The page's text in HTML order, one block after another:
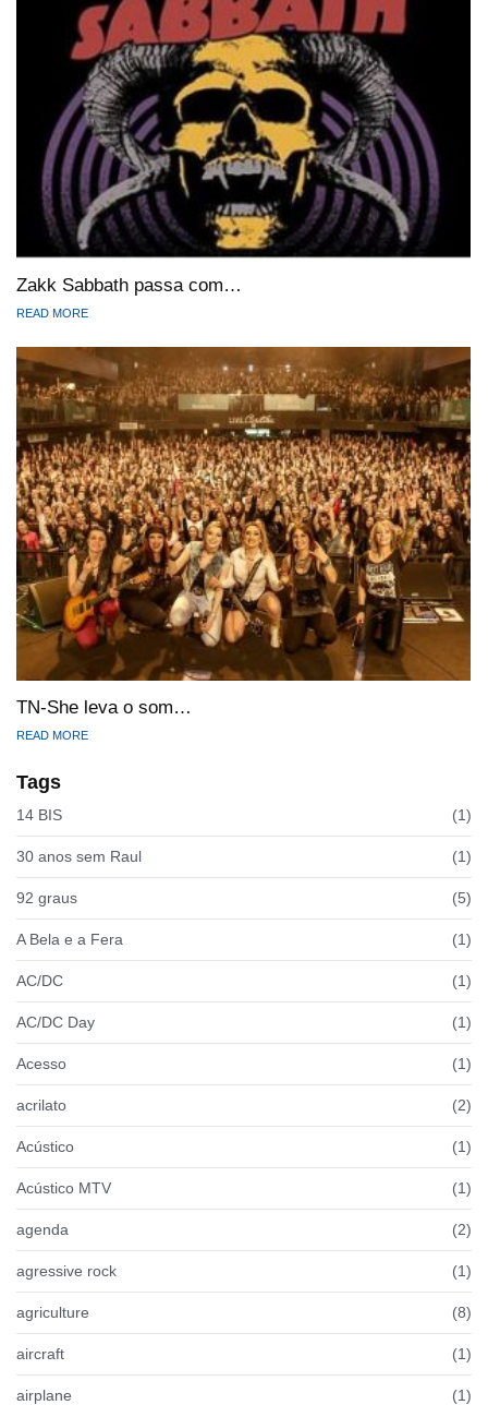
Zakk Sabbath passa com…
READ MORE
TN-She leva o som…
READ MORE
Tags
14 BIS (1)
30 anos sem Raul (1)
92 graus (5)
A Bela e a Fera (1)
AC/DC (1)
AC/DC Day (1)
Acesso (1)
acrilato (2)
Acústico (1)
Acústico MTV (1)
agenda (2)
agressive rock (1)
agriculture (8)
aircraft (1)
airplane (1)